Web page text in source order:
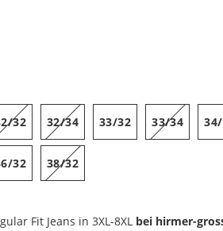
32 32/34 33/32 33/34
32 38/32
Fit Jeans in 3XL-8XL bei hirmer-